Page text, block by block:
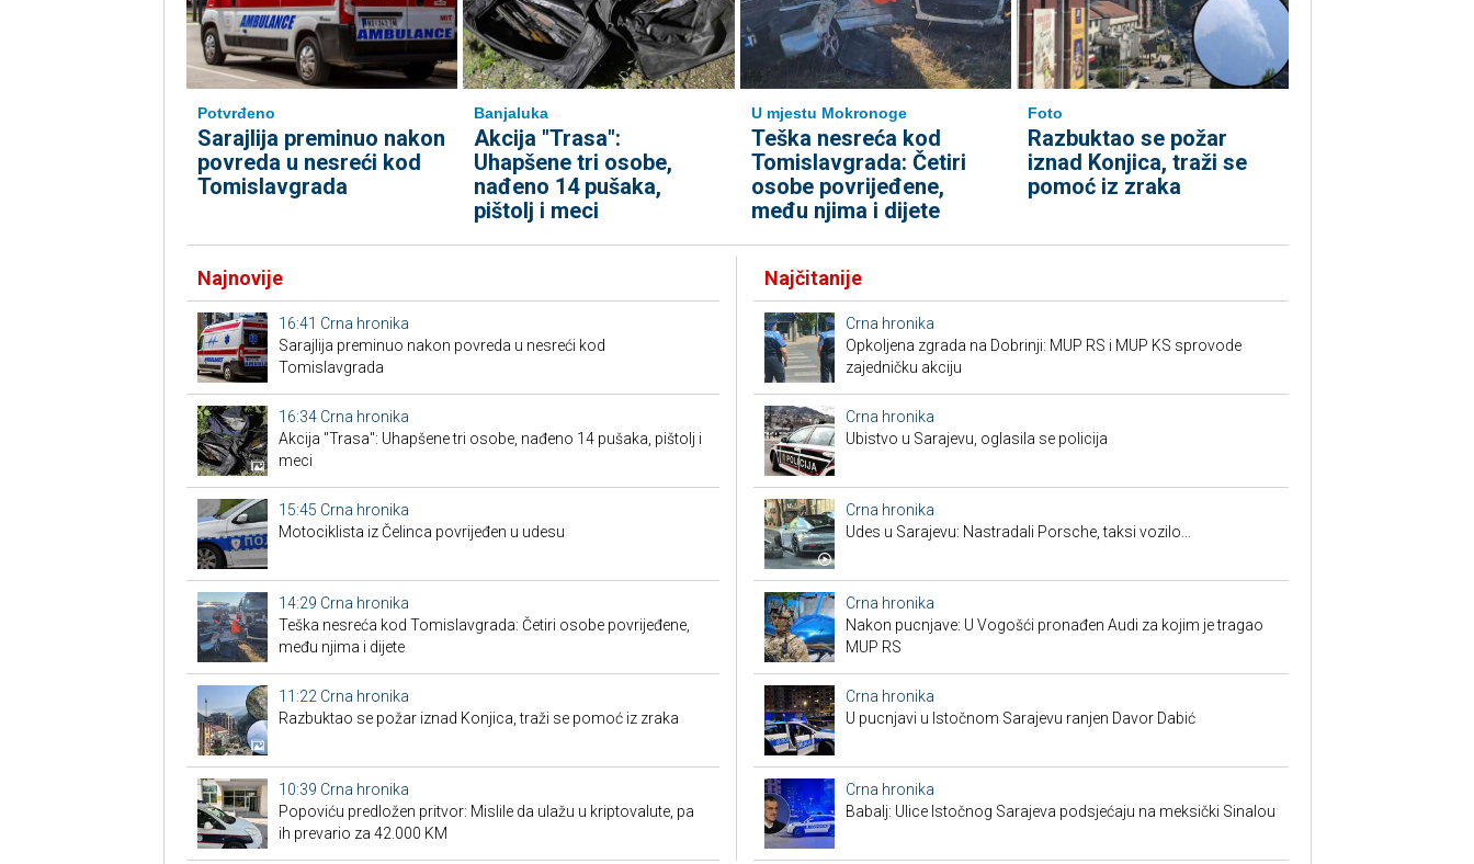
Potvrđeno
Sarajlija preminuo nakon
povreda u nesreći kod
Tomislavgrada
Banjaluka
Akcija "Trasa":
Uhapšene tri osobe,
nađeno 14 pušaka,
pištolj i meci
U mjestu Mokronoge
Teška nesreća kod
Tomislavgrada: Četiri
osobe povrijeđene,
među njima i dijete
Foto
Razbuktao se požar
iznad Konjica, traži se
pomoć iz zraka
Najnovije
16:41 Crna hronika
Sarajlija preminuo nakon povreda u nesreći kod
Tomislavgrada
16:34 Crna hronika
Akcija "Trasa": Uhapšene tri osobe, nađeno 14 pušaka, pištolj i
meci
15:45 Crna hronika
Motociklista iz Čelinca povrijeđen u udesu
14:29 Crna hronika
Teška nesreća kod Tomislavgrada: Četiri osobe povrijeđene,
među njima i dijete
11:22 Crna hronika
Razbuktao se požar iznad Konjica, traži se pomoć iz zraka
10:39 Crna hronika
Popoviću predložen pritvor: Mislile da ulažu u kriptovalute, pa
ih prevario za 42.000 KM
Najčitanije
Crna hronika
Opkoljena zgrada na Dobrinji: MUP RS i MUP KS sprovode
zajedničku akciju
Crna hronika
Ubistvo u Sarajevu, oglasila se policija
Crna hronika
Udes u Sarajevu: Nastradali Porsche, taksi vozilo...
Crna hronika
Nakon pucnjave: U Vogošći pronađen Audi za kojim je tragao
MUP RS
Crna hronika
U pucnjavi u Istočnom Sarajevu ranjen Davor Dabić
Crna hronika
Babalj: Ulice Istočnog Sarajeva podsjećaju na meksički Sinalou